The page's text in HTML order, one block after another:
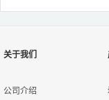
关于我们
公司介绍